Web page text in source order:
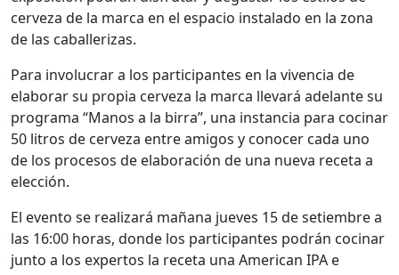
cerveza de la marca en el espacio instalado en la zona
de las caballerizas.
Para involucrar a los participantes en la vivencia de
elaborar su propia cerveza la marca llevará adelante su
programa “Manos a la birra”, una instancia para cocinar
50 litros de cerveza entre amigos y conocer cada uno
de los procesos de elaboración de una nueva receta a
elección.
El evento se realizará mañana jueves 15 de setiembre a
las 16:00 horas, donde los participantes podrán cocinar
junto a los expertos la receta una American IPA e